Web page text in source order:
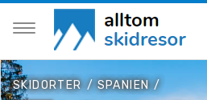
SKIDORTER /SPANIEN/